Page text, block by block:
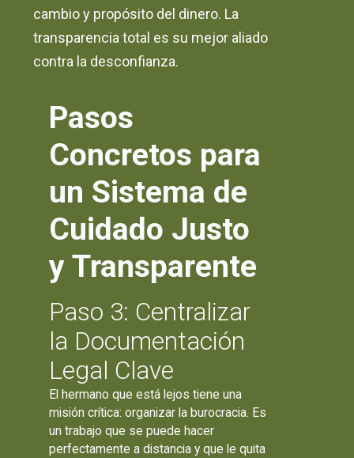
cambio y propósito del dinero. La
transparencia total es su mejor aliado
contra la desconfianza.
Pasos
Concretos para
un Sistema de
Cuidado Justo
y Transparente
Paso 3: Centralizar
la Documentación
Legal Clave
El hermano que está lejos tiene una
misión crítica: organizar la burocracia. Es
un trabajo que se puede hacer
perfectamente a distancia y que le quita